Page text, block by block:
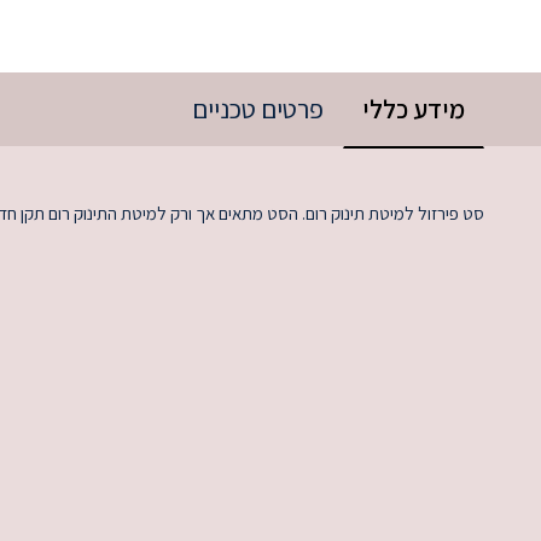
מידע כללי פרטים טכניים
סט פירזול למיטת תינוק רום. הסט מתאים אך ורק למיטת התינוק רום תקן